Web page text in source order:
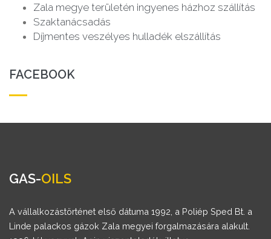
Zala megye területén ingyenes házhoz szállítás
Szaktanácsadás
Díjmentes veszélyes hulladék elszállítás
FACEBOOK
GAS-OILS
A vállalkozástörténet első dátuma 1992, a Poliép Sped Bt. a
Linde palackos gázok Zala megyei forgalmazására alakult.